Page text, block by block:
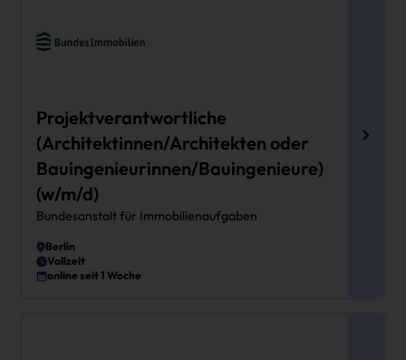
Projektverantwortliche
(Architektinnen/Architekten oder
Bauingenieurinnen/Bauingenieure)
(w/m/d)
Bundesanstalt für Immobilienaufgaben
Berlin
Vollzeit
online seit 1 Woche